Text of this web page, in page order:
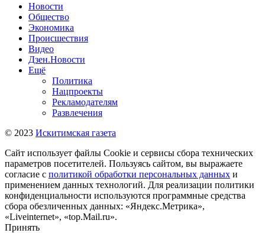
Новости
Общество
Экономика
Происшествия
Видео
Дзен.Новости
Ещё
Политика
Нацпроекты
Рекламодателям
Развлечения
© 2023 Искитимская газета
Сайт использует файлы Cookie и сервисы сбора технических
параметров посетителей. Пользуясь сайтом, вы выражаете
согласие с политикой обработки персональных данных и
применением данных технологий. Для реализации политики
конфиденциальности используются программные средства
сбора обезличенных данных: «Яндекс.Метрика»,
«Liveinternet», «top.Mail.ru».
Принять